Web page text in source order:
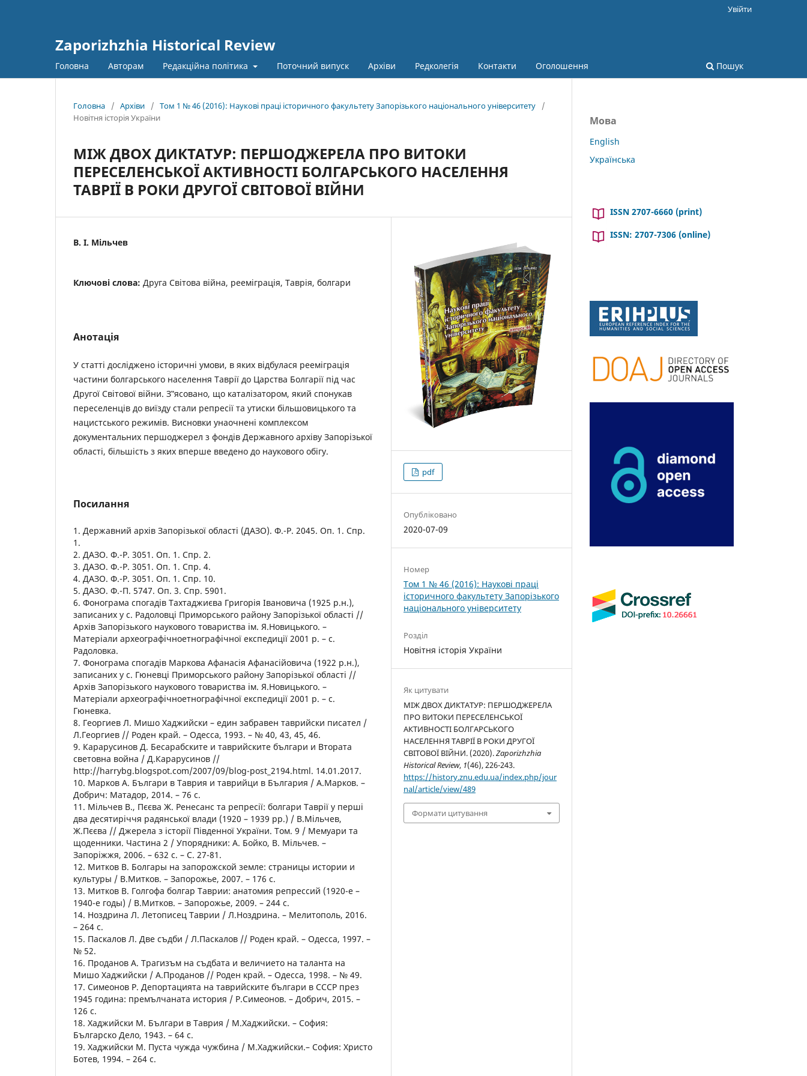
Zaporizhzhia Historical Review
Головна Авторам Редакційна політика Поточний випуск Архіви Редколегія Контакти Оголошення Пошук
Увійти
Головна / Архіви / Том 1 № 46 (2016): Наукові праці історичного факультету Запорізького національного університету
/
Новітня історія України
МІЖ ДВОХ ДИКТАТУР: ПЕРШОДЖЕРЕЛА ПРО ВИТОКИ
ПЕРЕСЕЛЕНСЬКОЇ АКТИВНОСТІ БОЛГАРСЬКОГО НАСЕЛЕННЯ
ТАВРІЇ В РОКИ ДРУГОЇ СВІТОВОЇ ВІЙНИ
В. І. Мільчев
Ключові слова: Друга Світова війна, рееміграція, Таврія, болгари
Анотація
У статті досліджено історичні умови, в яких відбулася рееміграція
частини болгарського населення Таврії до Царства Болгарії під час
Другої Світової війни. З‟ясовано, що каталізатором, який спонукав
переселенців до виїзду стали репресії та утиски більшовицького та
нацистського режимів. Висновки унаочнені комплексом
документальних першоджерел з фондів Державного архіву Запорізької
області, більшість з яких вперше введено до наукового обігу.
Посилання
1. Державний архів Запорізької області (ДАЗО). Ф.-Р. 2045. Оп. 1. Спр.
1.
2. ДАЗО. Ф.-Р. 3051. Оп. 1. Спр. 2.
3. ДАЗО. Ф.-Р. 3051. Оп. 1. Спр. 4.
4. ДАЗО. Ф.-Р. 3051. Оп. 1. Спр. 10.
5. ДАЗО. Ф.-П. 5747. Оп. 3. Спр. 5901.
6. Фонограма спогадів Тахтаджиєва Григорія Івановича (1925 р.н.),
записаних у с. Радоловці Приморського району Запорізької області //
Архів Запорізького наукового товариства ім. Я.Новицького. –
Матеріали археографічноетнографічної експедиції 2001 р. – c.
Радоловка.
7. Фонограма спогадів Маркова Афанасія Афанасійовича (1922 р.н.),
записаних у с. Гюневці Приморського району Запорізької області //
Архів Запорізького наукового товариства ім. Я.Новицького. –
Матеріали археографічноетнографічної експедиції 2001 р. – c.
Гюневка.
8. Георгиев Л. Мишо Хаджийски – един забравен таврийски писател /
Л.Георгиев // Роден край. – Одесса, 1993. – № 40, 43, 45, 46.
9. Карарусинов Д. Бесарабските и таврийските българи и Втората
световна война / Д.Карарусинов //
http://harrybg.blogspot.com/2007/09/blog-post_2194.html. 14.01.2017.
10. Марков А. Българи в Таврия и таврийци в България / А.Марков. –
Добрич: Матадор, 2014. – 76 с.
11. Мільчев В., Пєєва Ж. Ренесанс та репресії: болгари Таврії у перші
два десятиріччя радянської влади (1920 – 1939 рр.) / В.Мільчев,
Ж.Пєєва // Джерела з історії Південної України. Том. 9 / Мемуари та
щоденники. Частина 2 / Упорядники: А. Бойко, В. Мільчев. –
Запоріжжя, 2006. – 632 с. – С. 27-81.
12. Митков В. Болгары на запорожской земле: страницы истории и
культуры / В.Митков. – Запорожье, 2007. – 176 с.
13. Митков В. Голгофа болгар Таврии: анатомия репрессий (1920-е –
1940-е годы) / В.Митков. – Запорожье, 2009. – 244 с.
14. Ноздрина Л. Летописец Таврии / Л.Ноздрина. – Мелитополь, 2016.
– 264 с.
15. Паскалов Л. Две съдби / Л.Паскалов // Роден край. – Одесса, 1997. –
№ 52.
16. Проданов А. Трагизъм на съдбата и величието на таланта на
Мишо Хаджийски / А.Проданов // Роден край. – Одесса, 1998. – № 49.
17. Симеонов Р. Депортацията на таврийските българи в СССР през
1945 година: премълчаната история / Р.Симеонов. – Добрич, 2015. –
126 с.
18. Хаджийски М. Българи в Таврия / М.Хаджийски. – София:
Българско Дело, 1943. – 64 с.
19. Хаджийски М. Пуста чужда чужбина / М.Хаджийски.– София: Христо
Ботев, 1994. – 264 с.
pdf
Опубліковано
2020-07-09
Номер
Том 1 № 46 (2016): Наукові праці
історичного факультету Запорізького
національного університету
Розділ
Новітня історія України
Як цитувати
МІЖ ДВОХ ДИКТАТУР: ПЕРШОДЖЕРЕЛА
ПРО ВИТОКИ ПЕРЕСЕЛЕНСЬКОЇ
АКТИВНОСТІ БОЛГАРСЬКОГО
НАСЕЛЕННЯ ТАВРІЇ В РОКИ ДРУГОЇ
СВІТОВОЇ ВІЙНИ. (2020).Zaporizhzhia
Historical Review, 1(46), 226-243.
https://history.znu.edu.ua/index.php/jour
nal/article/view/489
Формати цитування
Мова
English
Українська
ISSN 2707-6660 (print)
ISSN: 2707-7306 (online)